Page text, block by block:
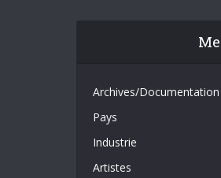
Archives/Documentation
Pays
Industrie
Artistes